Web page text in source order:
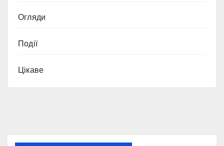
Огляди
Події
Цікаве